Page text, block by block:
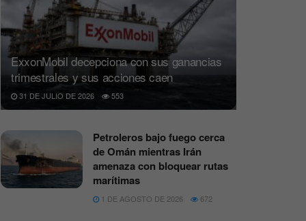
ExxonMobil decepciona con sus ganancias
trimestrales y sus acciones caen
31 DE JULIO DE 2026 553
Petroleros bajo fuego cerca
de Omán mientras Irán
amenaza con bloquear rutas
marítimas
1 DE AGOSTO DE 2026 672